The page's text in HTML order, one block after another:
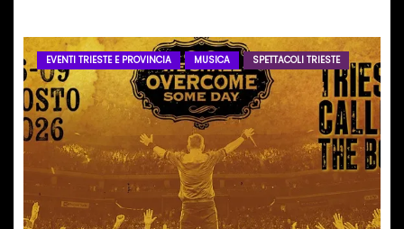
EVENTI TRIESTE E PROVINCIA MUSICA SPETTACOLI TRIESTE